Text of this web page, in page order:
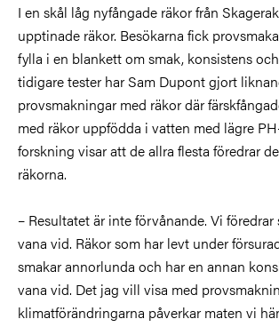
I en skål låg nyfångade räkor från
upptinade räkor. Besökarna fick
fylla i en blankett om smak, konsistens
tidigare tester har Sam Dupont gjort
provsmakningar med räkor där
med räkor uppfödda i vatten med lägre
forskning visar att de allra flesta föredrar
räkorna.
– Resultatet är inte förvånande. Vi föredrar
vana vid. Räkor som har levt under
smakar annorlunda och har en annan
vana vid. Det jag vill visa med
klimatförändringarna påverkar maten vi